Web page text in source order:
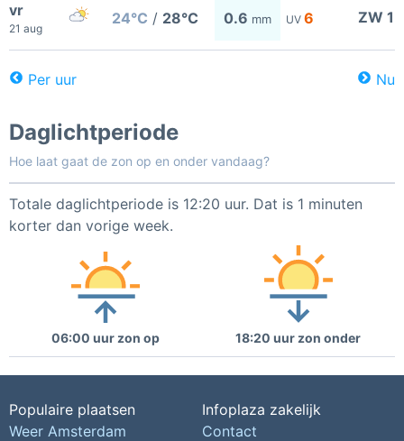
vr
21 aug
24°C / 28°C 0.6 mm UV 6 ZW 1
Per uur Nu
Daglichtperiode
Hoe laat gaat de zon op en onder vandaag?
Totale daglichtperiode is 12:20 uur. Dat is 1 minuten
korter dan vorige week.
06:00 uur zon op 18:20 uur zon onder
Populaire plaatsen
Weer Amsterdam
Infoplaza zakelijk
Contact